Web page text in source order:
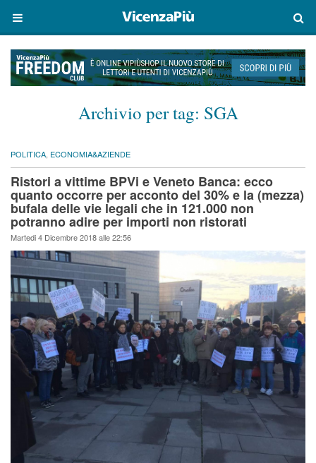
Archivio per tag: SGA
POLITICA, ECONOMIA&AZIENDE
Ristori a vittime BPVi e Veneto Banca: ecco
quanto occorre per acconto del 30% e la (mezza)
bufala delle vie legali che in 121.000 non
potranno adire per importi non ristorati
Martedi 4 Dicembre 2018 alle 22:56